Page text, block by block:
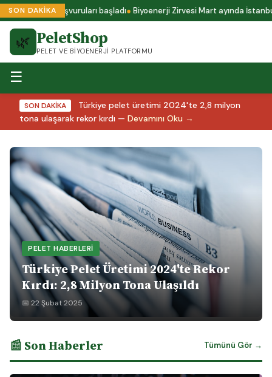
SON DAKİKA
sertifika başvuruları başladı Biyoenerji Zirvesi Mart ayında
🌿 PeletShop
PELET VE BIYOENERJI PLATFORMU
☰
SON DAKİKA
Türkiye pelet üretimi 2024'te 2,8 milyon
tona ulaşarak rekor kırdı — Devamını Oku →
PELET HABERLERI
Türkiye Pelet Üretimi 2024'te Rekor
Kırdı: 2,8 Milyon Tona Ulaşıldı
📅 22 Şubat 2025
📰 Son Haberler Tümünü Gör →